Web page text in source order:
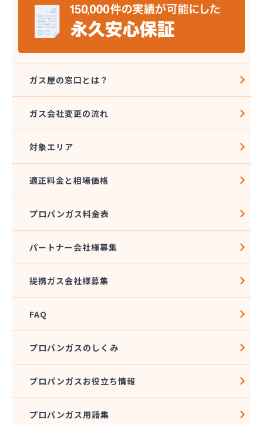
株式会社高橋商会
株式会社笹屋鈴木商店
株式会社山卯
株式会社山本石油本社
株式会社寺町商店
株式会社松野屋商店 小田店
株式会社深尾商店 プロパン部
株式会社杉江商店
株式会社青谷商店本店
株式会社川甚
株式会社村瀬産業
株式会社村瀬産業 長良支店
株式会社大雅
株式会社谷川商店
株式会社長野米穀 三田洞支店
株式会社長野米穀 福光支店
株式会社長野米穀 本社
株式会社東液供給センター各務原基地
株式会社東海LPGセンター
株式会社白木屋商店
ガス屋の窓口とは？
ガス会社変更の流れ
対象エリア
適正料金と相場価格
プロパンガス料金表
パートナー会社様募集
提携ガス会社様募集
FAQ
プロパンガスのしくみ
プロパンガスお役立ち情報
プロパンガス用語集